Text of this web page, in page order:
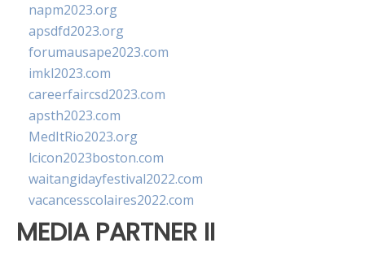
napm2023.org
apsdfd2023.org
forumausape2023.com
imkl2023.com
careerfaircsd2023.com
apsth2023.com
MedItRio2023.org
lcicon2023boston.com
waitangidayfestival2022.com
vacancesscolaires2022.com
MEDIA PARTNER II